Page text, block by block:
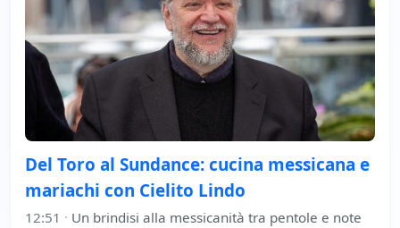
Del Toro al Sundance: cucina messicana e
mariachi con Cielito Lindo
12:51 · Un brindisi alla messicanità tra pentole e note